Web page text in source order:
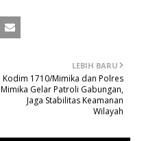
LEBIH BARU
Kodim 1710/Mimika dan Polres
Mimika Gelar Patroli Gabungan,
Jaga Stabilitas Keamanan
Wilayah